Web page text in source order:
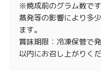
※焼成前のグラム数で
蒸発等の影響により多
ます。
賞味期限：冷凍保管で
以内にお召し上がりくだ